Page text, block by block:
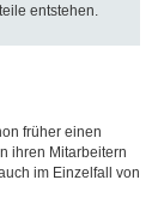
entstehen.
früher einen
ihren Mitarbeitern
im Einzelfall von